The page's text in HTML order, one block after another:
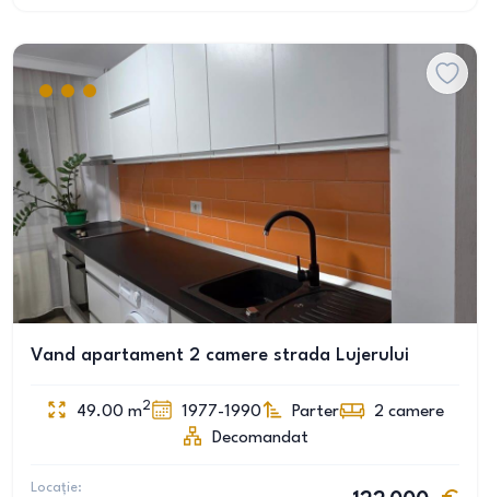
Vand apartament 2 camere strada Lujerului
49.00 m2 1977-1990 Parter 2 camere
Decomandat
Locație: